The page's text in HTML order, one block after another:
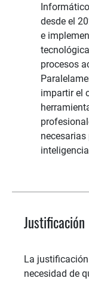
desde el
e
procesos
impartir el
Justificación
La
necesidad de